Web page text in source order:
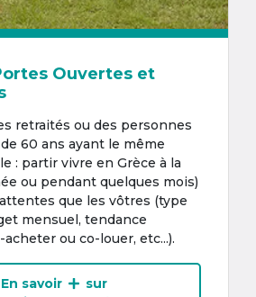
Ouvertes et
retraités ou des personnes
60 ans ayant le même
: partir vivre en Grèce à la
ou pendant quelques mois)
que les vôtres (type
mensuel, tendance
ou co-louer, etc...).
En savoir
sur